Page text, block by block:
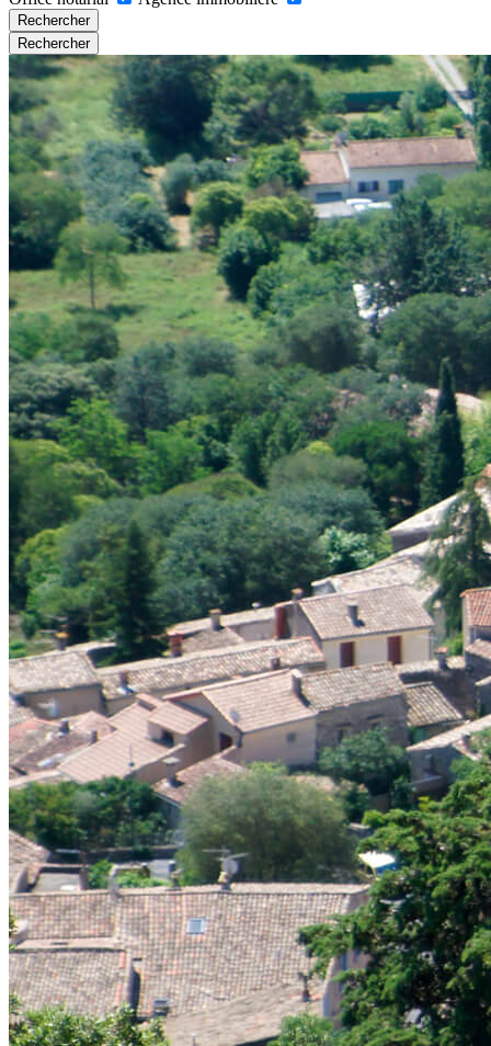
Rechercher
Rechercher